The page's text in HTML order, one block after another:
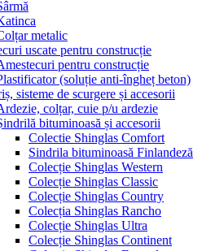
metalic
uscate pentru construcție
pentru construcție
(soluție anti-îngheț beton)
sisteme de scurgere și accesorii
colțar, cuie p/u ardezie
bituminoasă și accesorii
Colectie Shinglas Comfort
Sindrila bituminoasă Finlandeză
Colecție Shinglas Western
Colecție Shinglas Classic
Colecție Shinglas Country
Colecția Shinglas Rancho
Colecție Shinglas Ultra
Colecție Shinglas Continent